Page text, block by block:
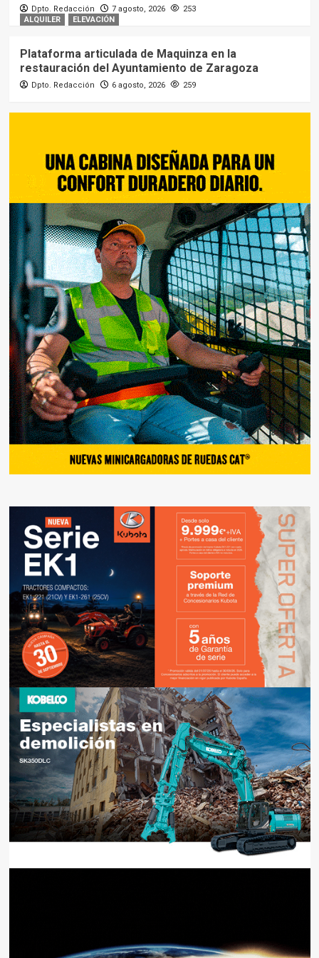
Dpto. Redacción 7 agosto, 2026
253
ALQUILER
ELEVACIÓN
Plataforma articulada de Maquinza en la
restauración del Ayuntamiento de Zaragoza
Dpto. Redacción 6 agosto, 2026 259